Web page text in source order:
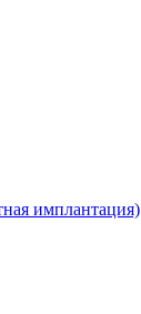
имплантация)